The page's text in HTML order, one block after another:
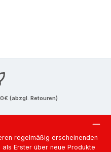
(abzgl. Retouren)
regelmäßig erscheinenden
Erster über neue Produkte